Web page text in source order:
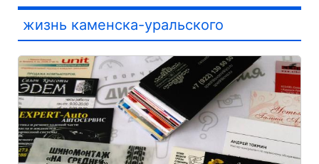
жизнь каменска-уральского